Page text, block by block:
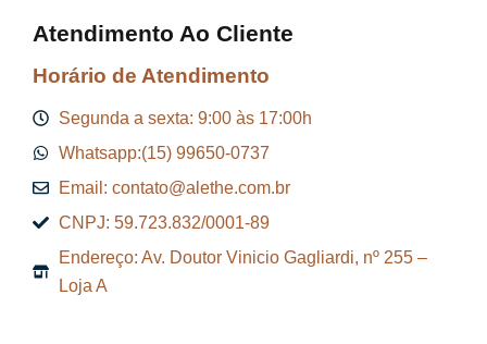
Atendimento Ao Cliente
Horário de Atendimento
Segunda a sexta: 9:00 às 17:00h
Whatsapp:(15) 99650-0737
Email: contato@alethe.com.br
CNPJ: 59.723.832/0001-89
Endereço: Av. Doutor Vinicio Gagliardi, nº 255 –
Loja A